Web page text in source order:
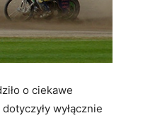
o ciekawe
wyłącznie